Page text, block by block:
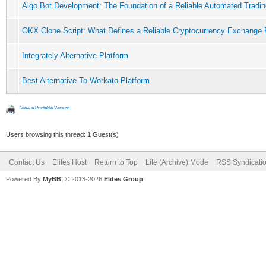
Algo Bot Development: The Foundation of a Reliable Automated
OKX Clone Script: What Defines a Reliable Cryptocurrency Exchange
Integrately Alternative Platform
Best Alternative To Workato Platform
View a Printable Version
Users browsing this thread: 1 Guest(s)
Contact Us Elites Host Return to Top Lite (Archive) Mode RSS
Powered By MyBB , © 2013-2026 Elites Group